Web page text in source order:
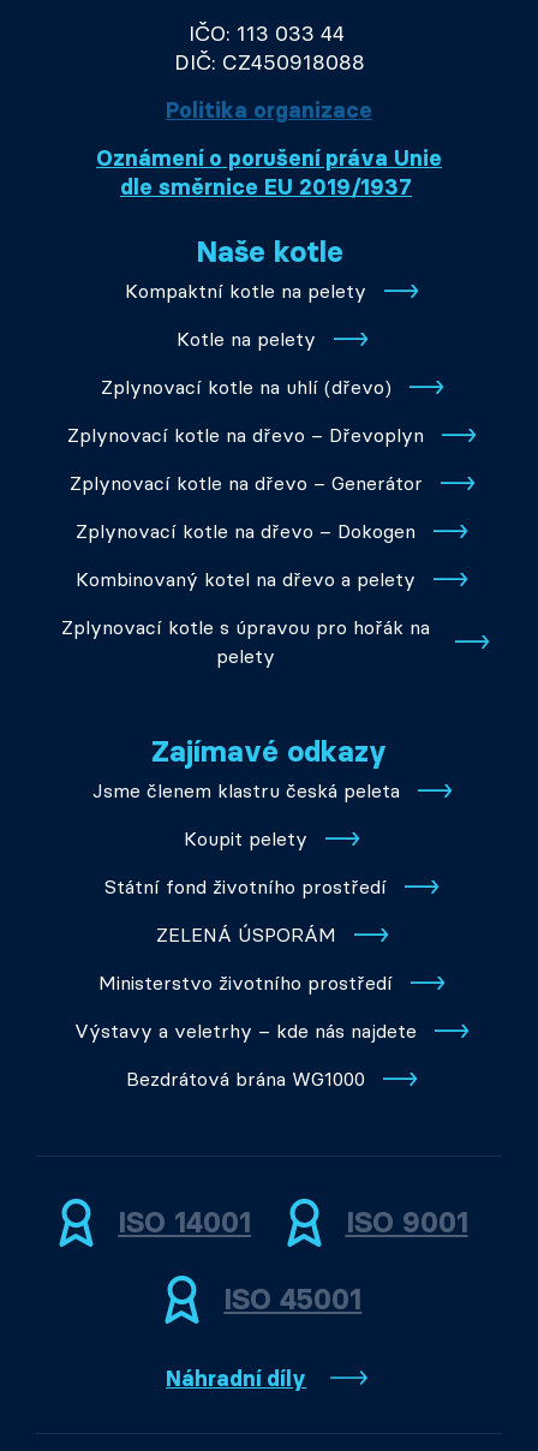
IČO: 113 033 44
DIČ: CZ450918088
Politika organizace
Oznámení o porušení práva Unie
dle směrnice EU 2019/1937
Naše kotle
Kompaktní kotle na pelety
Kotle na pelety
Zplynovací kotle na uhlí (dřevo)
Zplynovací kotle na dřevo – Dřevoplyn
Zplynovací kotle na dřevo – Generátor
Zplynovací kotle na dřevo – Dokogen
Kombinovaný kotel na dřevo a pelety
Zplynovací kotle s úpravou pro hořák na
pelety
Zajímavé odkazy
Jsme členem klastru česká peleta
Koupit pelety
Státní fond životního prostředí
ZELENÁ ÚSPORÁM
Ministerstvo životního prostředí
Výstavy a veletrhy – kde nás najdete
Bezdrátová brána WG1000
ISO 14001 ISO 9001
ISO 45001
Náhradní díly